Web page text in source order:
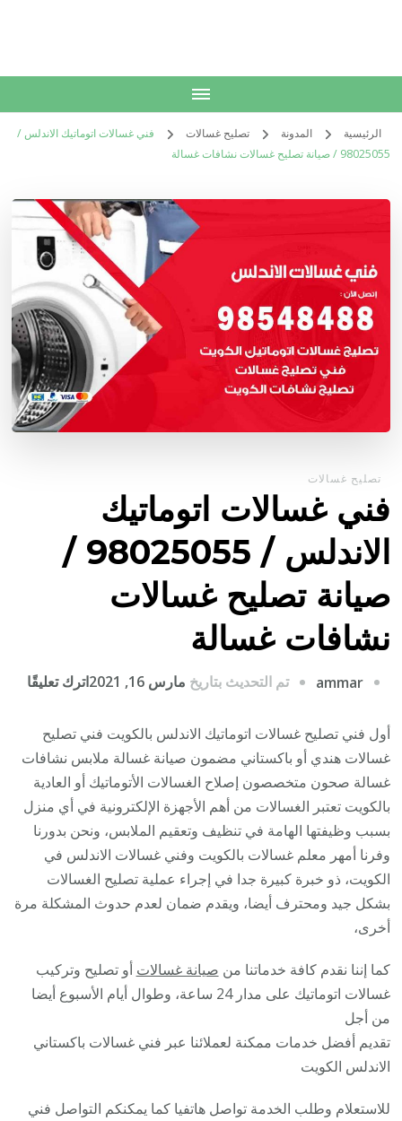
الرئيسية المدونة تصليح غسالات
فني غسالات اتوماتيك الاندلس /
98025055 / صيانة تصليح غسالات نشافات غسالة
تصليح غسالات
فني غسالات اتوماتيك
الاندلس / 98025055 /
صيانة تصليح غسالات
نشافات غسالة
ammar تم التحديث بتاريخ مارس 16, 2021 اترك تعليقًا
أول فني تصليح غسالات اتوماتيك الاندلس بالكويت فني تصليح
غسالات هندي أو باكستاني مضمون صيانة غسالة ملابس نشافات
غسالة صحون متخصصون إصلاح الغسالات الأتوماتيك أو العادية
بالكويت تعتبر الغسالات من أهم الأجهزة الإلكترونية في أي منزل
بسبب وظيفتها الهامة في تنظيف وتعقيم الملابس، ونحن بدورنا
وفرنا أمهر معلم غسالات بالكويت وفني غسالات الاندلس في
الكويت، ذو خبرة كبيرة جدا في إجراء عملية تصليح الغسالات
بشكل جيد ومحترف أيضا، ويقدم ضمان لعدم حدوث المشكلة مرة
أخرى،
كما إننا نقدم كافة خدماتنا من صيانة غسالات أو تصليح وتركيب
غسالات اتوماتيك على مدار 24 ساعة، وطوال أيام الأسبوع أيضا
من أجل
تقديم أفضل خدمات ممكنة لعملائنا عبر فني غسالات باكستاني
الاندلس الكويت
للاستعلام وطلب الخدمة تواصل هاتفيا كما يمكنكم التواصل فني